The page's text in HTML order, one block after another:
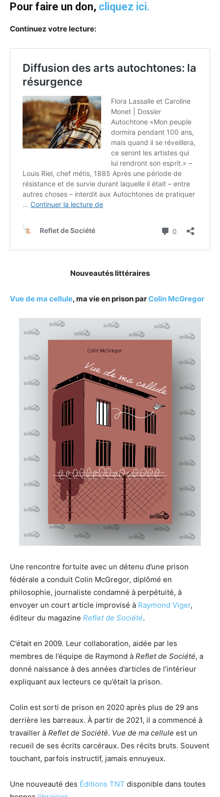
Pour faire un don, cliquez ici.
Continuez votre lecture:
Nouveautés littéraires
Vue de ma cellule, ma vie en prison parColin McGregor
Une rencontre fortuite avec un détenu d’une prison
fédérale a conduit Colin McGregor, diplômé en
philosophie, journaliste condamné à perpétuité, à
envoyer un court article improvisé à Raymond Viger,
éditeur du magazine Reflet de Société.
C’était en 2009. Leur collaboration, aidée par les
membres de l’équipe de Raymond à Reflet de Société, a
donné naissance à des années d’articles de l’intérieur
expliquant aux lecteurs ce qu’était la prison.
Colin est sorti de prison en 2020 après plus de 29 ans
derrière les barreaux. À partir de 2021, il a commencé à
travailler à Reflet de Société. Vue de ma cellule est un
recueil de ses écrits carcéraux. Des récits bruts. Souvent
touchant, parfois instructif, jamais ennuyeux.
Une nouveauté des Éditions TNT disponible dans toutes